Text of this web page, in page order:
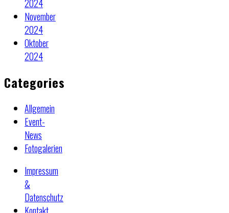
2024
November
2024
Oktober
2024
Categories
Allgemein
Event-
News
Fotogalerien
Impressum
&
Datenschutz